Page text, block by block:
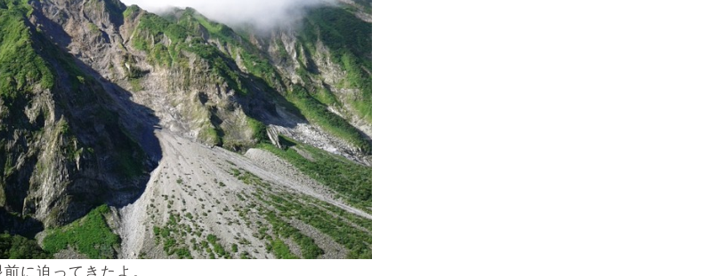
に迫ってきたよ。